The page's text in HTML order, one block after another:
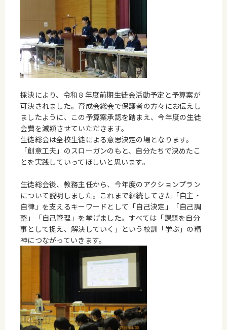
採決により、令和８年度前期生徒会活動予定と予算案が
可決されました。育成会総会で保護者の方々にお伝えし
ましたように、この予算案承認を踏まえ、今年度の生徒
会費を減額させていただきます。
生徒総会は全校生徒による意思決定の場となります。
「創意工夫」のスローガンのもと、自分たちで決めたこ
とを実践していってほしいと思います。
生徒総会後、教務主任から、今年度のアクションプラン
について説明しました。これまで継続してきた「自主・
自律」を支えるキーワードとして「自己決定」「自己調
整」「自己管理」を挙げました。すべては「課題を自分
事として捉え、解決していく」という校訓「学ぶ」の精
神につながっていきます。